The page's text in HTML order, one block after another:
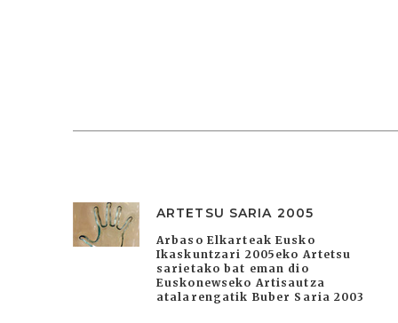
ARTETSU SARIA 2005
Arbaso Elkarteak Eusko
Ikaskuntzari 2005eko Artetsu
sarietako bat eman dio
Euskonewseko Artisautza
atalarengatik Buber Saria 2003